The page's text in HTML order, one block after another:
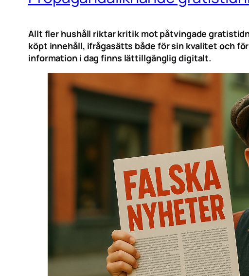
Allt fler hushåll riktar kritik mot påtvingade
köpt innehåll, ifrågasätts både för sin kvalitet och
information i dag finns lättillgänglig digitalt.